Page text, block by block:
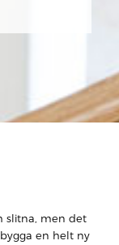
slitna, men det
en helt ny